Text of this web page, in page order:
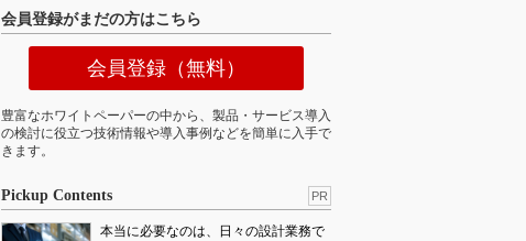
会員登録がまだの方はこちら
会員登録（無料）
豊富なホワイトペーパーの中から、製品・サービス導入
の検討に役立つ技術情報や導入事例などを簡単に入手で
きます。
Pickup Contents PR
本当に必要なのは、日々の設計業務で